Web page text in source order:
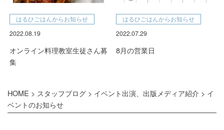
はるひごはんからお知らせ
2022.08.19
オンライン料理教室生徒さん募
集
はるひごはんからお知らせ
2022.07.29
8月の営業日
HOME > スタッフブログ > イベント出演、出版メディア紹介 > イ
ベントのお知らせ